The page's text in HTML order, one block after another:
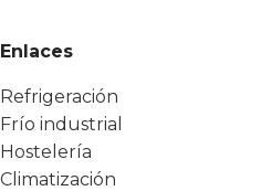
Enlaces
Refrigeración
Frío industrial
Hostelería
Climatización